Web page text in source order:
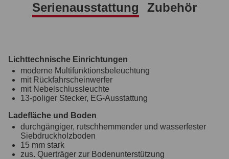
Serienausstattung Zubehör
Lichttechnische Einrichtungen
moderne Multifunktionsbeleuchtung
mit Rückfahrscheinwerfer
mit Nebelschlussleuchte
13-poliger Stecker, EG-Ausstattung
Ladefläche und Boden
durchgängiger, rutschhemmender und wasserfester
Siebdruckholzboden
15 mm stark
zus. Querträger zur Bodenunterstützung